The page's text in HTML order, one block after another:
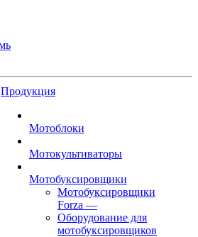
Продукция
Мотоблоки
Мотокультиваторы
Мотобуксировщики
Мотобуксировщики
Forza —
Оборудование для
мотобуксировщиков